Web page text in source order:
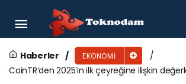
Haberler EKONOMI
CoinTR’den 2025’in ilk çeyreğine ilişkin
United Global Ro-Ro’nun LNG ile
UGR Al Samha, Khalifa Limanı’na